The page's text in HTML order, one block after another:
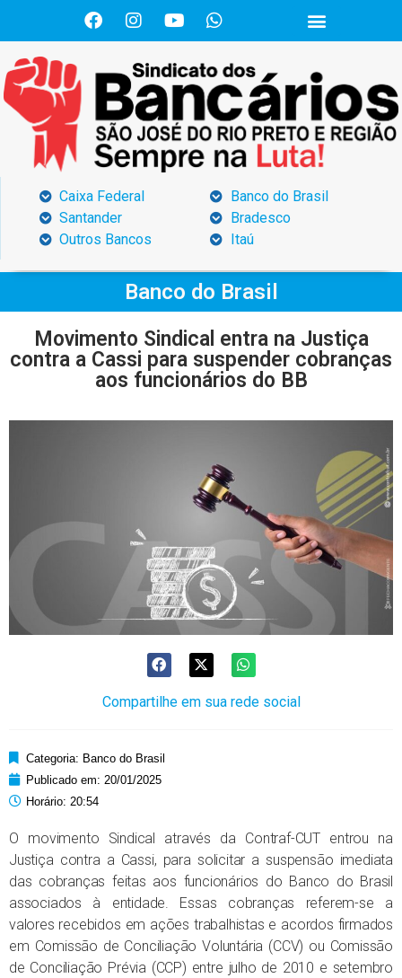
Caixa Federal
Santander
Outros Bancos
Banco do Brasil
Bradesco
Itaú
Banco do Brasil
Movimento Sindical entra na Justiça
contra a Cassi para suspender cobranças
aos funcionários do BB
Compartilhe em sua rede social
Categoria: Banco do Brasil
Publicado em: 20/01/2025
Horário: 20:54
O movimento Sindical através da Contraf-CUT entrou na
Justiça contra a Cassi, para solicitar a suspensão imediata
das cobranças feitas aos funcionários do Banco do Brasil
associados à entidade. Essas cobranças referem-se a
valores recebidos em ações trabalhistas e acordos firmados
em Comissão de Conciliação Voluntária (CCV) ou Comissão
de Conciliação Prévia (CCP) entre julho de 2010 e setembro